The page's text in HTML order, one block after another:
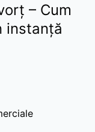
– Cum
instanță